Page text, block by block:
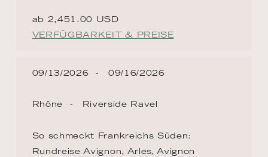
ab 2,451.00 USD
VERFÜGBARKEIT & PREISE
09/13/2026 09/16/2026
Rhône Riverside Ravel
So schmeckt Frankreichs Süden:
Rundreise Avignon, Arles, Avignon